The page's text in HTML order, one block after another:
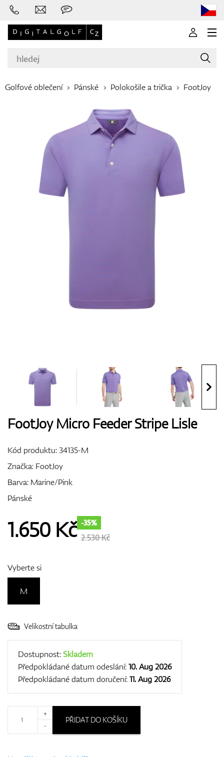
Značky
Bagy
Doplňky
Golfové oblečení Pánské Polokošile a trička FootJoy
FootJoy Micro Feeder Stripe Lisle
Kód produktu:34135-M
Značka: FootJoy
Barva: Marine/Pink
Pánské
1.650 Kč -35%
2.530 Kč
Vyberte si
M
Velikostní tabulka
Dostupnost:Skladem
Předpokládané datum odeslání:10. Aug 2026
Předpokládané datum doručení:11. Aug 2026
+
-
PŘIDAT DO KOŠÍKU